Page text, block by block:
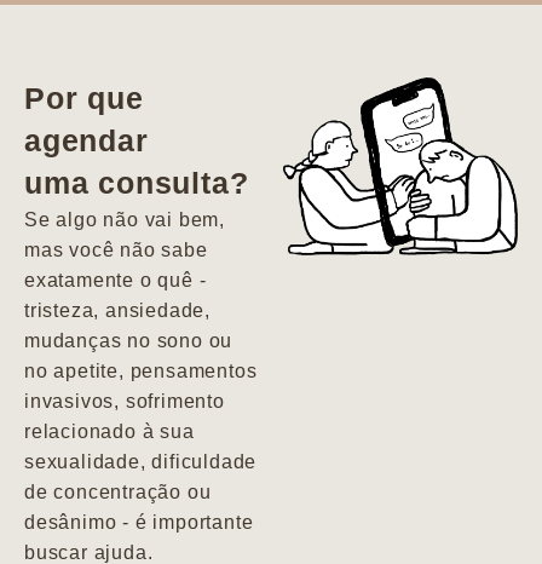
vida. Ela me
encontrou num
estado misto de
depressão e
agitação com
pensamentos
Por que
agendar
uma consulta?
Se algo não vai bem,
mas você não sabe
exatamente o quê -
tristeza, ansiedade,
mudanças no sono ou
no apetite, pensamentos
invasivos, sofrimento
relacionado à sua
sexualidade, dificuldade
de concentração ou
desânimo - é importante
buscar ajuda.